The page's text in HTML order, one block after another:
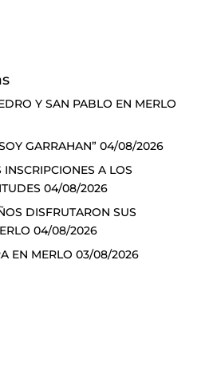
Y SAN PABLO EN MERLO
GARRAHAN” 04/08/2026
A LOS
04/08/2026
DISFRUTARON SUS
04/08/2026
EN MERLO 03/08/2026